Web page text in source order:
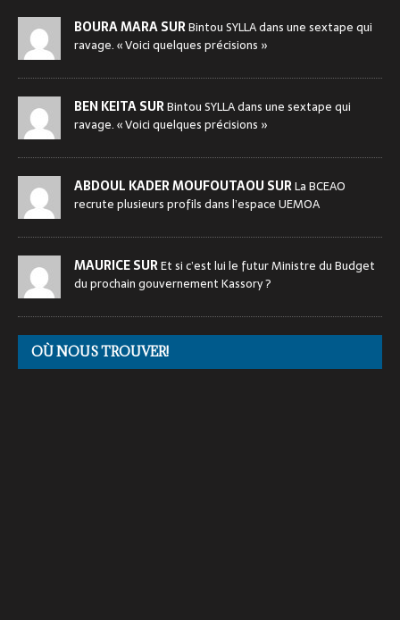
BOURA MARA SURBintou SYLLA dans une sextape qui
ravage. « Voici quelques précisions »
BEN KEITA SURBintou SYLLA dans une sextape qui
ravage. « Voici quelques précisions »
ABDOUL KADER MOUFOUTAOU SURLa BCEAO
recrute plusieurs profils dans l’espace UEMOA
MAURICE SUREt si c’est lui le futur Ministre du Budget
du prochain gouvernement Kassory ?
OÙ NOUS TROUVER!